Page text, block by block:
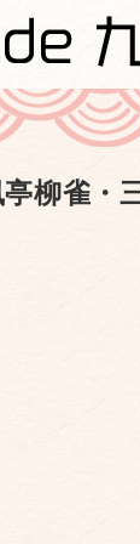
柳雀・